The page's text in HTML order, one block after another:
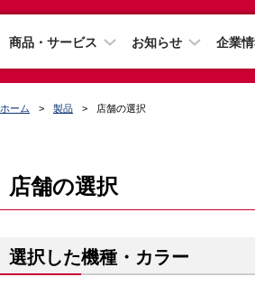
商品・サービス お知らせ 企業
ホーム 製品 店舗の選択
店舗の選択
選択した機種・カラー